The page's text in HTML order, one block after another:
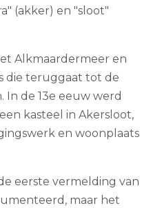
(akker) en "sloot"
Alkmaardermeer en
die teruggaat tot de
de 13e eeuw werd
kasteel in Akersloot,
en woonplaats
eerste vermelding van
maar het